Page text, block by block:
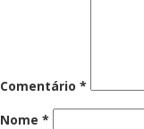
Comentário *
Nome *